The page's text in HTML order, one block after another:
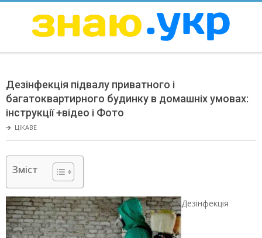
ЗНАЮ
Menu
Дезінфекція підвалу приватного і
багатоквартирного будинку в домашніх умовах:
інструкції +відео і Фото
🡲 ЦІКАВЕ
Зміст
Дезінфекція